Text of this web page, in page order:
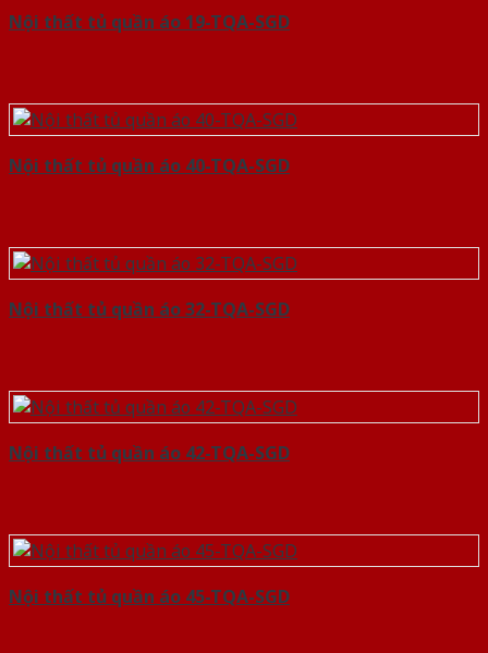
Nội thất tủ quần áo 19-TQA-SGD
Nội thất tủ quần áo 40-TQA-SGD
Nội thất tủ quần áo 32-TQA-SGD
Nội thất tủ quần áo 42-TQA-SGD
Nội thất tủ quần áo 45-TQA-SGD